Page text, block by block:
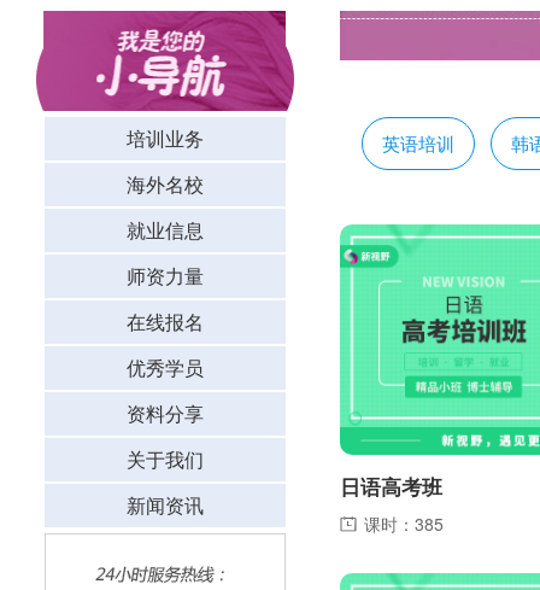
培训业务
海外名校
就业信息
师资力量
在线报名
优秀学员
资料分享
关于我们
新闻资讯
英语培训 韩
日语高考班
课时：385